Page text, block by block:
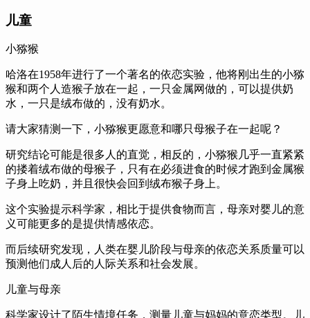
儿童
小猕猴
哈洛在1958年进行了一个著名的依恋实验， 他将刚出生的小猕
猴和两个人造猴子放在一起， 一只金属网做的， 可以提供奶
水， 一只是绒布做的， 没有奶水。
请大家猜测一下， 小猕猴更愿意和哪只母猴子在一起呢？
研究结论可能是很多人的直觉， 相反的， 小猕猴几乎一直紧紧
的搂着绒布做的母猴子， 只有在必须进食的时候才跑到金属猴
子身上吃奶， 并且很快会回到绒布猴子身上。
这个实验提示科学家， 相比于提供食物而言， 母亲对婴儿的意
义可能更多的是提供情感依恋。
而后续研究发现， 人类在婴儿阶段与母亲的依恋关系质量可以
预测他们成人后的人际关系和社会发展。
儿童与母亲
科学家设计了陌生情境任务， 测量儿童与妈妈的意恋类型。 儿